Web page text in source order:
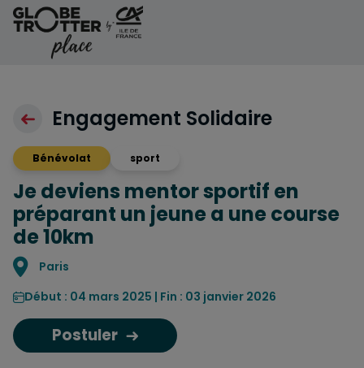
Aller au contenu
Engagement Solidaire
Bénévolat sport
Je deviens mentor sportif en
préparant un jeune a une course
de 10km
Localisation
Paris
Début : 04 mars 2025 | Fin : 03 janvier 2026
Postuler